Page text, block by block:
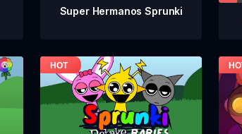
Super Hermanos Sprunki